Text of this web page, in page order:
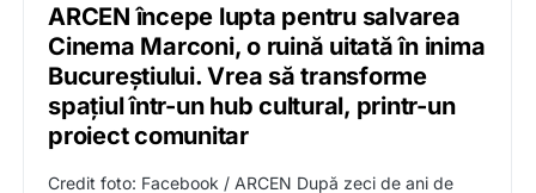
ARCEN începe lupta pentru salvarea
Cinema Marconi, o ruină uitată în inima
Bucureștiului. Vrea să transforme
spațiul într-un hub cultural, printr-un
proiect comunitar
Credit foto: Facebook / ARCEN După zeci de ani de